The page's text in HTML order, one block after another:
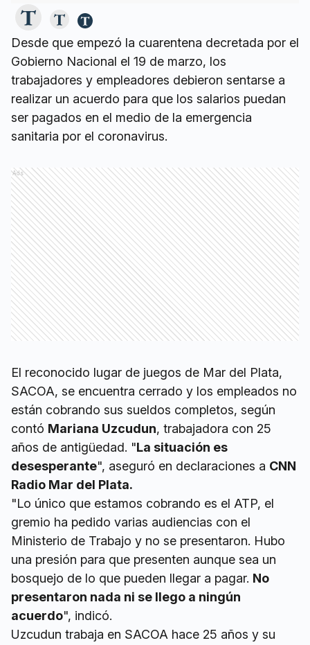
Desde que empezó la cuarentena decretada por el
Gobierno Nacional el 19 de marzo, los
trabajadores y empleadores debieron sentarse a
realizar un acuerdo para que los salarios puedan
ser pagados en el medio de la emergencia
sanitaria por el coronavirus.
Ads
El reconocido lugar de juegos de Mar del Plata,
SACOA, se encuentra cerrado y los empleados no
están cobrando sus sueldos completos, según
contó Mariana Uzcudun, trabajadora con 25
años de antigüedad. "La situación es
desesperante", aseguró en declaraciones a CNN
Radio Mar del Plata.
"Lo único que estamos cobrando es el ATP, el
gremio ha pedido varias audiencias con el
Ministerio de Trabajo y no se presentaron. Hubo
una presión para que presenten aunque sea un
bosquejo de lo que pueden llegar a pagar. No
presentaron nada ni se llego a ningún
acuerdo", indicó.
Uzcudun trabaja en SACOA hace 25 años y su